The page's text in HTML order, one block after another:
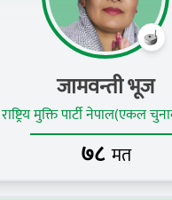
जामवन्ती भूज
राष्ट्रिय मुक्ति पार्टी नेपाल(एकल
७८मत